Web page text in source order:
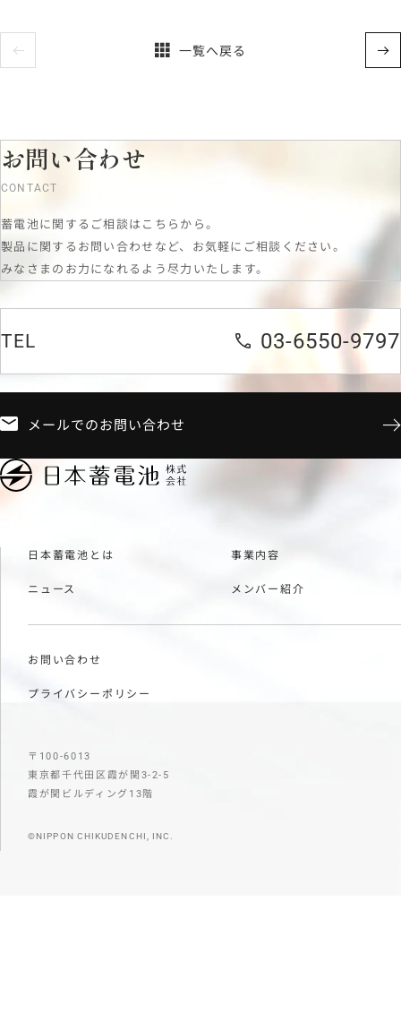
一覧へ戻る
お問い合わせ
CONTACT
蓄電池に関するご相談はこちらから。
製品に関するお問い合わせなど、お気軽にご相談ください。
みなさまのお力になれるよう尽力いたします。
TEL 03-6550-9797
メールでのお問い合わせ
日本蓄電池とは
ニュース
事業内容
メンバー紹介
お問い合わせ
プライバシーポリシー
〒100-6013
東京都千代田区霞が関3-2-5
霞が関ビルディング13階
©NIPPON CHIKUDENCHI, INC.